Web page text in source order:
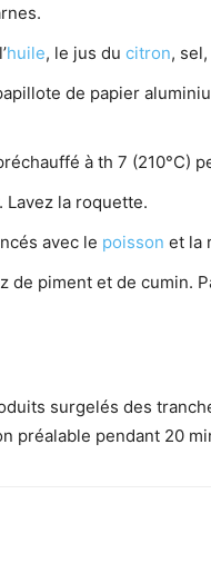
huile, le jus du citron,
de papier
à th 7 (210°C)
la roquette.
avec le poisson et la
de piment et de cumin.
surgelés des
préalable pendant 20